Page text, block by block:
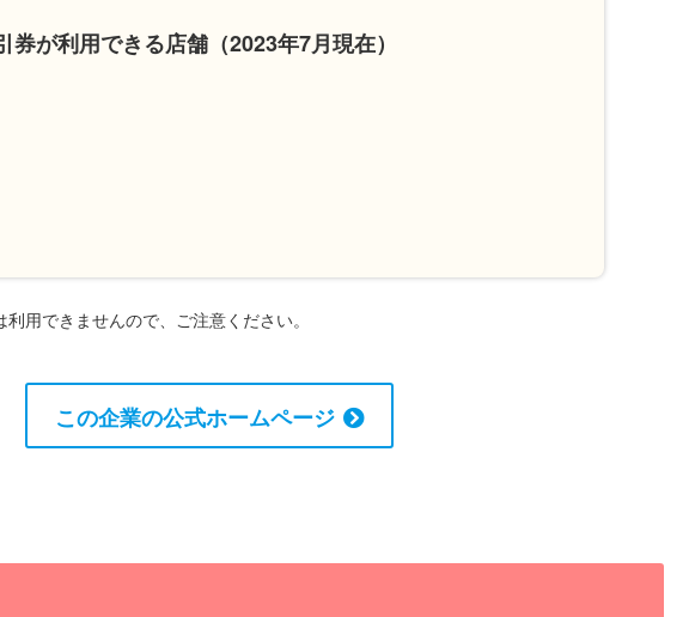
券が利用できる店舗（2023年7月現在）
用できませんので、ご注意ください。
この企業の公式ホームページ